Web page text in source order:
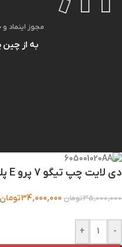
مجوز اینماد و
به از چین
دی لایت چپ تیگو 7 پرو E پلاس
35,000,000تومان 34,000,000تومان
-
+